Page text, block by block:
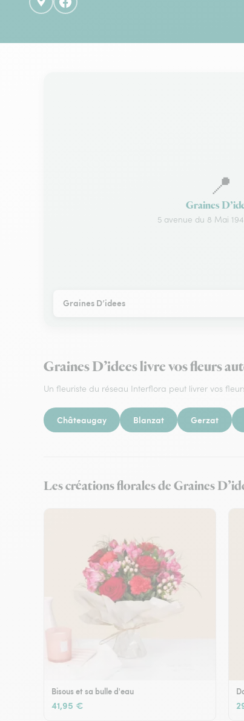
📍
Graines
5 avenue du 8 Mai
Graines D’idees
Graines D’idees livre vos fleurs
Un fleuriste du réseau Interflora peut livrer vos
Châteaugay Blanzat Gerzat
Les créations florales de Graines
Bisous et sa bulle d'eau
41,95 €